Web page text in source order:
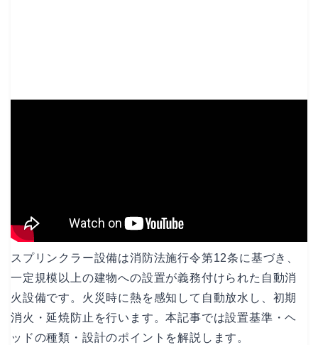
スプリンクラー設備は消防法施行令第12条に基づき、
一定規模以上の建物への設置が義務付けられた自動消
火設備です。火災時に熱を感知して自動放水し、初期
消火・延焼防止を行います。本記事では設置基準・ヘ
ッドの種類・設計のポイントを解説します。